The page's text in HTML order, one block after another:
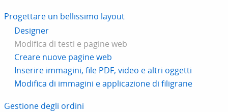
Progettare un bellissimo layout
Designer
Modifica di testi e pagine web
Creare nuove pagine web
Inserire immagini, file PDF, video e altri oggetti
Modifica di immagini e applicazione di filigrane
Gestione degli ordini